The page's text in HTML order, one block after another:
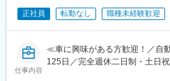
■業務魅力：
・修理書や取扱説明書の制作に
与可能
・開発・品質・販売・海外拠点
ーバルな業務にも携われる
・整備品質や顧客満足に直結
正社員 転勤なし 職種未経験歓迎
仕事内容
≪車に興味がある方歓迎！／自
125日／完全週休二日制・土日